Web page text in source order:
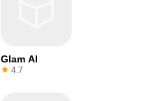
Glam AI
4.7